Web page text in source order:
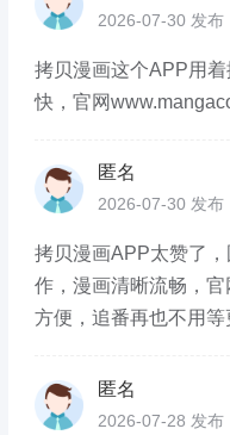
2026-07-30 发布
拷贝漫画这个APP用
快，官网
匿名
2026-07-30 发布
拷贝漫画APP太赞了
作，漫画清晰流畅，
方便，追番再也不用等
匿名
2026-07-28 发布